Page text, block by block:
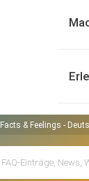
Facts & Feelings -